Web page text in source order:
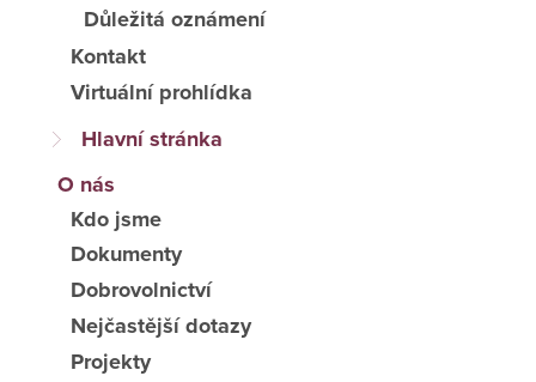
Důležitá oznámení
Kontakt
Virtuální prohlídka
Hlavní stránka
O nás
Kdo jsme
Dokumenty
Dobrovolnictví
Nejčastější dotazy
Projekty